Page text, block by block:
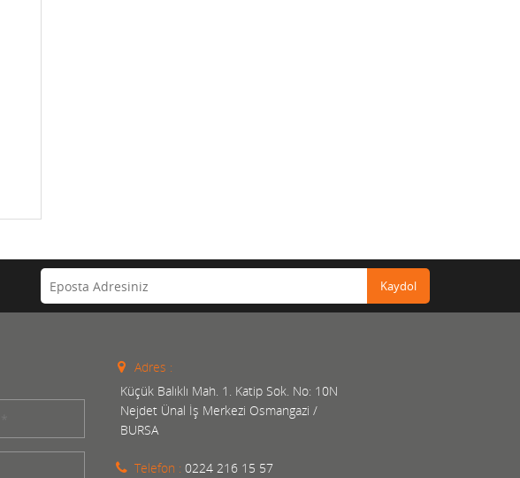
Kaydol
Adres :
Küçük Balıklı Mah. 1. Katip Sok. No: 10N
Nejdet Ünal İş Merkezi Osmangazi /
BURSA
Telefon : 0224 216 15 57